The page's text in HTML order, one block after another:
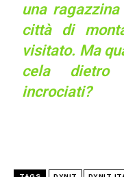
una
città di
visitato. Ma
cela dietro
incrociati?